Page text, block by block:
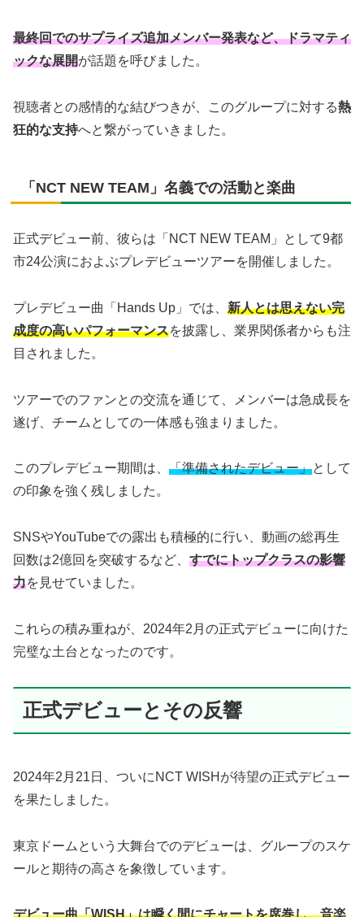
最終回でのサプライズ追加メンバー発表など、ドラマティ
ックな展開が話題を呼びました。
視聴者との感情的な結びつきが、このグループに対する熱
狂的な支持へと繋がっていきました。
「NCT NEW TEAM」名義での活動と楽曲
正式デビュー前、彼らは「NCT NEW TEAM」として9都
市24公演におよぶプレデビューツアーを開催しました。
プレデビュー曲「Hands Up」では、 新人とは思えない完
成度の高いパフォーマンスを披露し、業界関係者からも注
目されました。
ツアーでのファンとの交流を通じて、メンバーは急成長を
遂げ、チームとしての一体感も強まりました。
このプレデビュー期間は、 「準備されたデビュー」として
の印象を強く残しました。
SNSやYouTubeでの露出も積極的に行い、動画の総再生
回数は2億回を突破するなど、 すでにトップクラスの影響
力を見せていました。
これらの積み重ねが、2024年2月の正式デビューに向けた
完璧な土台となったのです。
正式デビューとその反響
2024年2月21日、ついにNCT WISHが待望の正式デビュー
を果たしました。
東京ドームという大舞台でのデビューは、グループのスケ
ールと期待の高さを象徴しています。